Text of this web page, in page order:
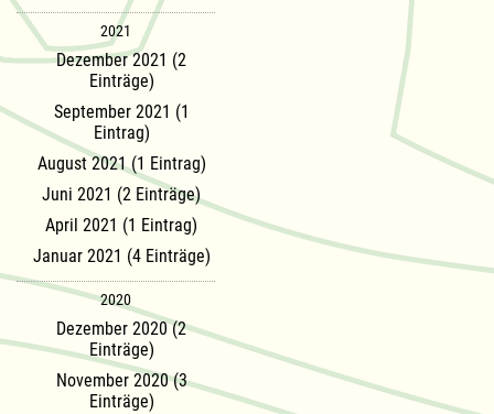
2021
Dezember 2021 (2
Einträge)
September 2021 (1
Eintrag)
August 2021 (1 Eintrag)
Juni 2021 (2 Einträge)
April 2021 (1 Eintrag)
Januar 2021 (4 Einträge)
2020
Dezember 2020 (2
Einträge)
November 2020 (3
Einträge)